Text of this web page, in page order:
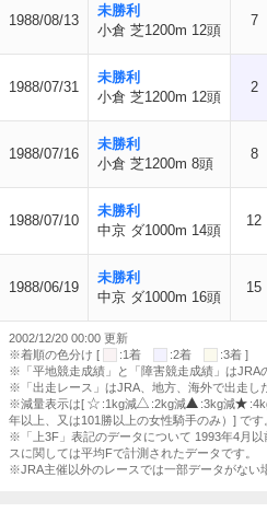
1988/08/13
未勝利
小倉 芝1200m 12頭
7
1988/07/31
未勝利
小倉 芝1200m 12頭
2
1988/07/16
未勝利
小倉 芝1200m 8頭
8
1988/07/10
未勝利
中京 ダ1000m 14頭
12
1988/06/19
未勝利
中京 ダ1000m 16頭
15
2002/12/20 00:00 更新
※着順の色分け [
:1着 :2着
:3着 ]
※「平地競走成績」と「障害競走成績」はJRA
※「出走レース」はJRA、地方、海外で出走し
※減量表示は[
:1kg減 :2kg減 :3kg減
年以上、又は101勝以上の女性騎手のみ）] です
※「上3F」表記のデータについて 1993年4月
スに関しては平均Fで計測されたデータです。
※JRA主催以外のレースでは一部データがない